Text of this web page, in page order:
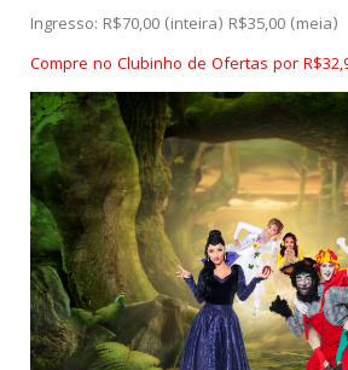
Ingresso: R$70,00 (inteira) R$35,00 (meia)
Compre no Clubinho de Ofertas por